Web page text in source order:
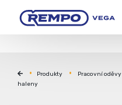
Produkty Pracovní oděvy
haleny